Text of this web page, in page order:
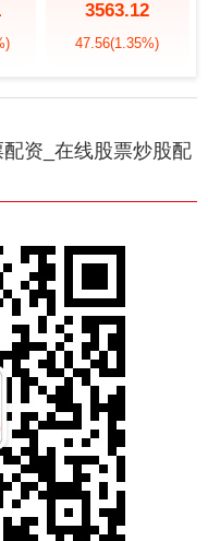
3563.12
47.56(1.35%)
资_在线股票炒股配